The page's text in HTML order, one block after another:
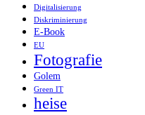
Digitalisierung
Diskriminierung
E-Book
EU
Fotografie
Golem
Green IT
heise